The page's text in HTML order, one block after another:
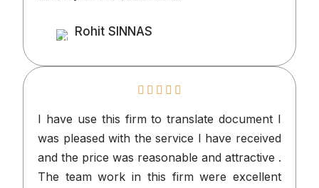
Rohit SINNAS
I have use this firm to translate
was pleased with the service I have
and the price was reasonable and
The team work in this firm were